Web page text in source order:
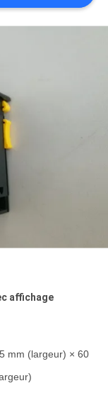
affichage
mm (largeur) × 60